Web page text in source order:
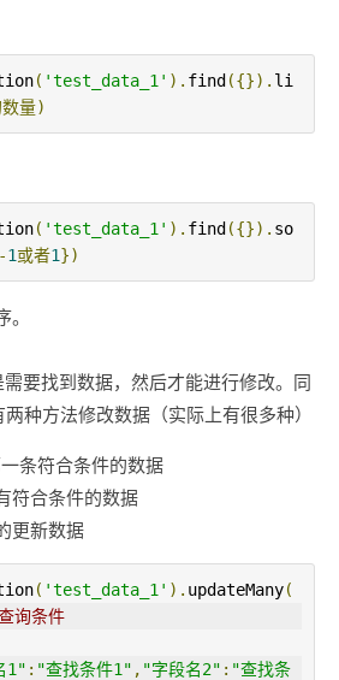
( 'test_data_1' ). find({}). li
量)
( 'test_data_1' ). find({}). so
1或者1})
要找到数据，然后才能进行修改。同
种方法修改数据（实际上有很多种）
条符合条件的数据
符合条件的数据
更新数据
( 'test_data_1' ). updateMany(
询条件
1" : "查找条件1" , "字段名2" : "查找条